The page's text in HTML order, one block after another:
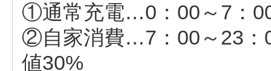
①通常充電…0：00～7：
②自家消費…7：00～23：
値30%